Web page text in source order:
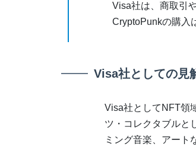
Visa社は、商取引
CryptoPunkの購入
Visa社としての見
Visa社としてNFT領
ツ・コレクタブルと
ミング音楽、アート